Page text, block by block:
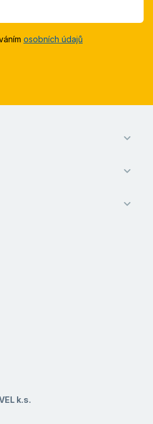
osobních údajů
k.s.